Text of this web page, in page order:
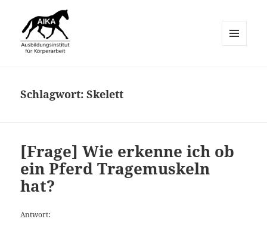
Schlagwort:Skelett
[Frage] Wie erkenne ich ob
ein Pferd Tragemuskeln
hat?
Antwort: